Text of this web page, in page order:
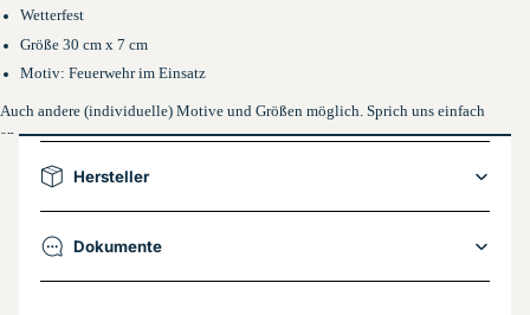
Wetterfest
Größe 30 cm x 7 cm
Motiv: Feuerwehr im Einsatz
Auch andere (individuelle) Motive und Größen möglich. Sprich uns einfach
an.
Hersteller
Dokumente